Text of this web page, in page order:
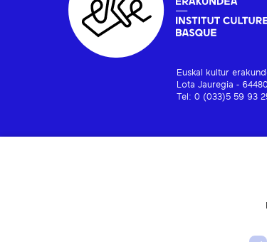
Euskal kultur
Lota Jauregia -
Tel: 0 (033)5 59 93